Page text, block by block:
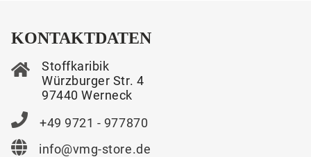
KONTAKTDATEN
Stoffkaribik
Würzburger Str. 4
97440 Werneck
+49 9721 - 977870
info@vmg-store.de